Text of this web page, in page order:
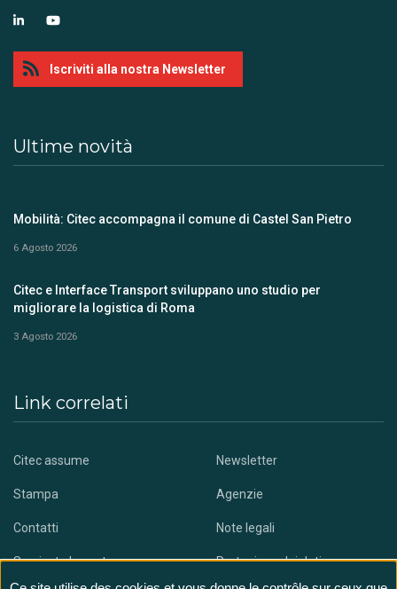
Iscriviti alla nostra Newsletter
Ultime novità
Mobilità: Citec accompagna il comune di Castel San Pietro
6 Agosto 2026
Citec e Interface Transport sviluppano uno studio per
migliorare la logistica di Roma
3 Agosto 2026
Link correlati
Citec assume Newsletter
Stampa Agenzie
Contatti Note legali
Scaricate la nostra app Protezione dei dati